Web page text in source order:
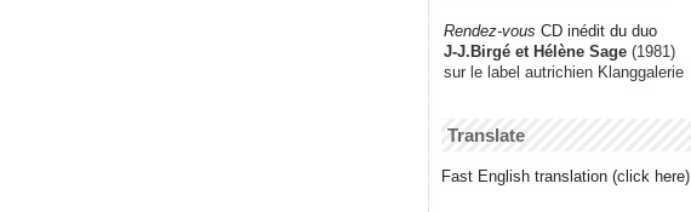
Rendez-vous CD inédit du duo
J-J.Birgé et Hélène Sage (1981)
sur le label autrichien Klanggalerie
Translate
Fast English translation (click here)